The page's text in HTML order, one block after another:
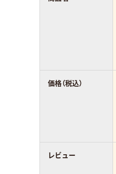
価格（税込）
レビュー